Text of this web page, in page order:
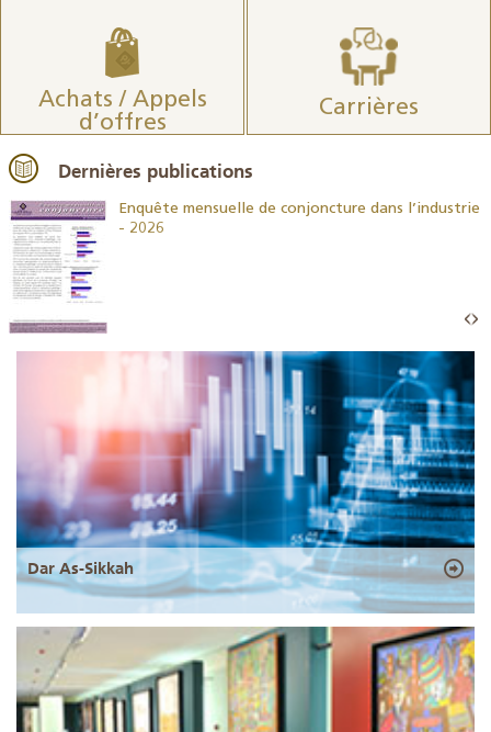
Achats / Appels
d’offres
Carrières
Dernières publications
Enquête mensuelle de conjoncture dans l’industrie
- 2026
Dar As-Sikkah